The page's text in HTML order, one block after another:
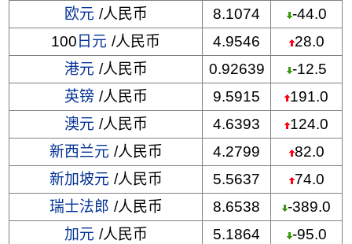
欧元 /人民币 8.1074
-44.0
100 日元 /人民币 4.9546
28.0
港元 /人民币 0.92639
-12.5
英镑 /人民币 9.5915
191.0
澳元 /人民币 4.6393
124.0
新西兰元 /人民币 4.2799
82.0
新加坡元 /人民币 5.5637
74.0
瑞士法郎 /人民币 8.6538
-389.0
加元 /人民币 5.1864
-95.0